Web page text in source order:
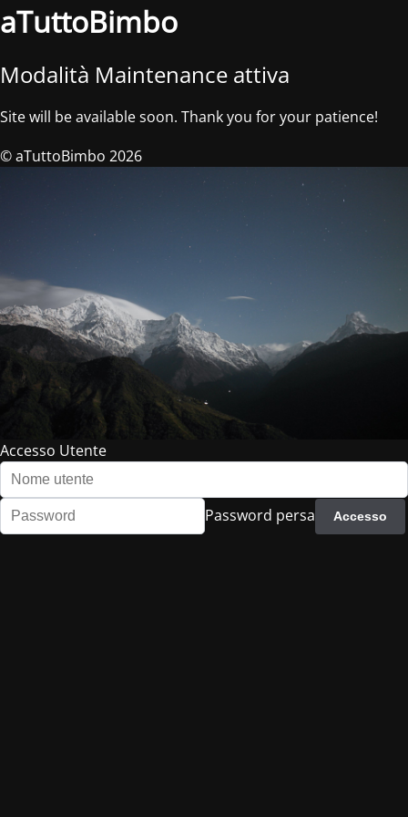
aTuttoBimbo
Modalità Maintenance attiva
Site will be available soon. Thank you for your patience!
© aTuttoBimbo 2026
Accesso Utente
Password persa